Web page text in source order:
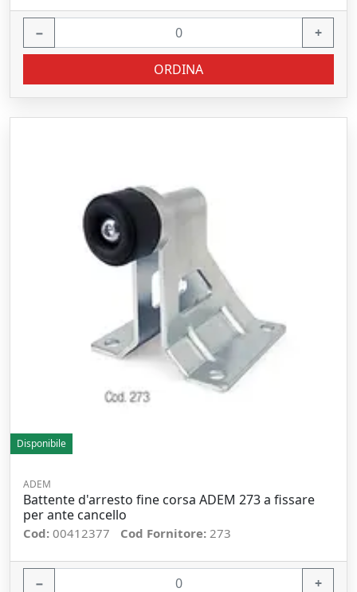
− +
ORDINA
Disponibile
ADEM
Battente d'arresto fine corsa ADEM 273 a fissare
per ante cancello
Cod: 00412377 Cod Fornitore: 273
− +